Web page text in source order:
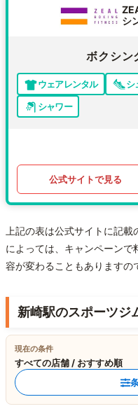
シ
ボクシン
ウェアレンタル シ
シャワー
公式サイトで見る
上記の表は公式サイトに記載
によっては、キャンペーン
容が変わることもありますの
新崎駅のスポーツジ
現在の条件
すべての店舗 / おすすめ順